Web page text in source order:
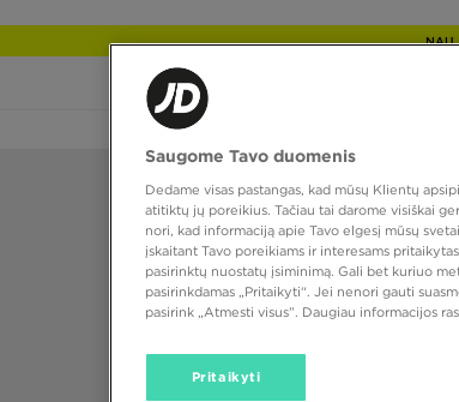
Saugome Tavo duomenis
Dedame visas pastangas, kad mūsų Klientų
atitiktų jų poreikius. Tačiau tai darome visiškai
nori, kad informaciją apie Tavo elgesį mūsų
įskaitant Tavo poreikiams ir interesams
pasirinktų nuostatų įsiminimą. Gali bet kuriuo
pasirinkdamas „Pritaikyti“. Jei nenori gauti
pasirink „Atmesti visus”. Daugiau informacijos
Pritaikyti